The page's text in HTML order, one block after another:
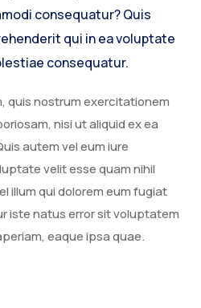
consequatur? Quis
qui in ea voluptate
consequatur.
quis nostrum exercitationem
nisi ut aliquid ex ea
autem vel eum iure
velit esse quam nihil
illum qui dolorem eum fugiat
iste natus error sit voluptatem
eaque ipsa quae.